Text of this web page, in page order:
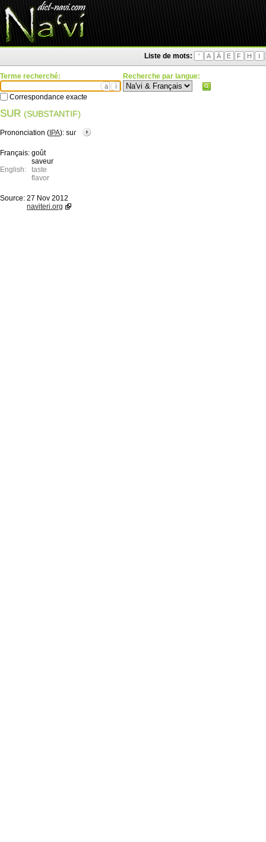
Liste de mots: ' A Ä E F H I
Terme recherché:
ä ì
Correspondance exacte
Recherche par langue:
SUR (SUBSTANTIF)
Prononciation ( IPA): suɾ
Français: goût
saveur
English:
taste
flavor
Source: 27 Nov 2012
naviteri.org